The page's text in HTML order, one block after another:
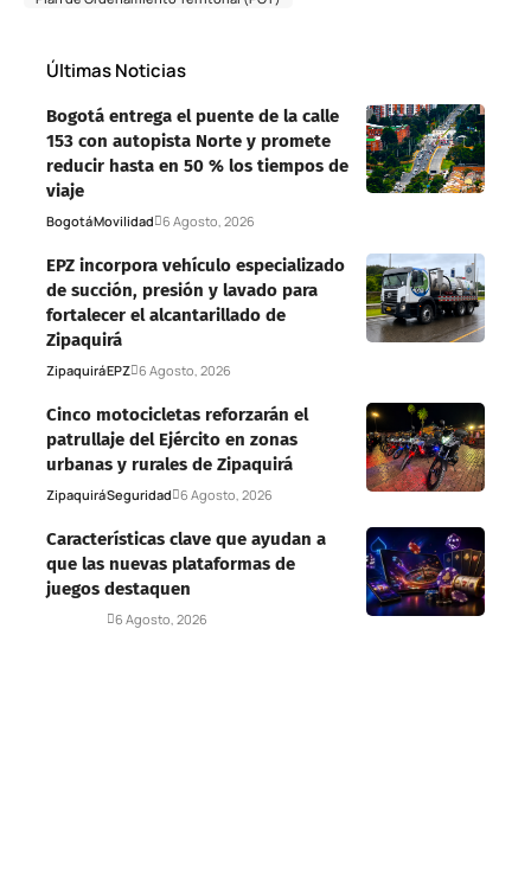
Últimas Noticias
Bogotá entrega el puente de la calle
153 con autopista Norte y promete
reducir hasta en 50 % los tiempos de
viaje
BogotáMovilidad 6 Agosto, 2026
EPZ incorpora vehículo especializado
de succión, presión y lavado para
fortalecer el alcantarillado de
Zipaquirá
ZipaquiráEPZ 6 Agosto, 2026
Cinco motocicletas reforzarán el
patrullaje del Ejército en zonas
urbanas y rurales de Zipaquirá
ZipaquiráSeguridad 6 Agosto, 2026
Características clave que ayudan a
que las nuevas plataformas de
juegos destaquen
6 Agosto, 2026